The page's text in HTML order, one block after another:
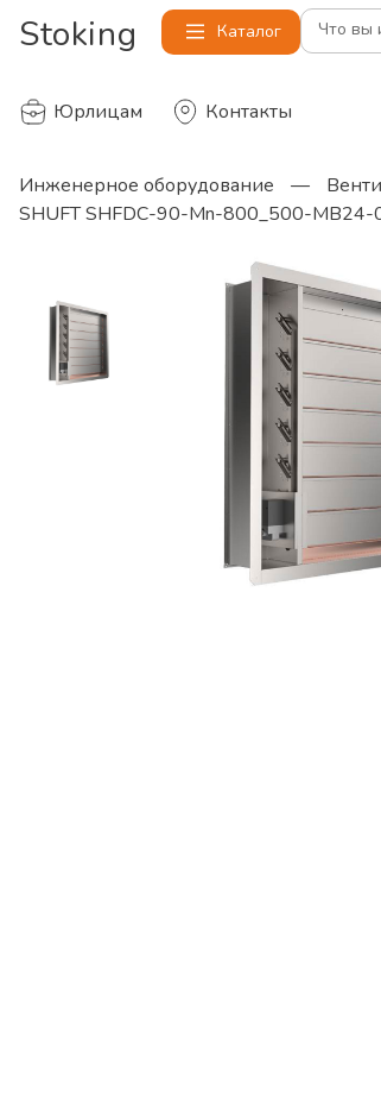
Stoking Каталог Что вы
Юрлицам Контакты
Инженерное оборудование —
SHUFT SHFDC-90-Mn-800_500-